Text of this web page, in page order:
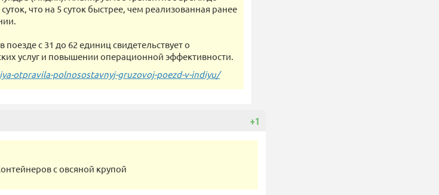
что на 5 суток быстрее, чем реализованная ранее
с 31 до 62 единиц свидетельствует о
услуг и повышении операционной эффективности.
otpravila-polnosostavnyj-gruzovoj-poezd-v-indiyu/
+1
с овсяной крупой